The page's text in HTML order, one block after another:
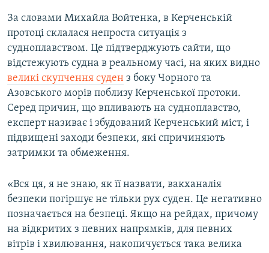
За словами Михайла Войтенка, в Керченській
протоці склалася непроста ситуація з
судноплавством. Це підтверджують сайти, що
відстежують судна в реальному часі, на яких видно
великі скупчення суден з боку Чорного та
Азовського морів поблизу Керченської протоки.
Серед причин, що впливають на судноплавство,
експерт називає і збудований Керченський міст, і
підвищені заходи безпеки, які спричиняють
затримки та обмеження.
«Вся ця, я не знаю, як її назвати, вакханалія
безпеки погіршує не тільки рух суден. Це негативно
позначається на безпеці. Якщо на рейдах, причому
на відкритих з певних напрямків, для певних
вітрів і хвилювання, накопичується така велика